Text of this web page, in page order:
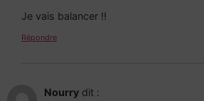
Je vais balancer !!
Répondre
Nourry dit :